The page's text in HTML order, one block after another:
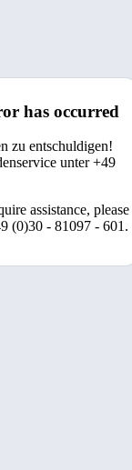
has occurred
zu entschuldigen!
unter +49
assistance, please
(0)30 - 81097 - 601.